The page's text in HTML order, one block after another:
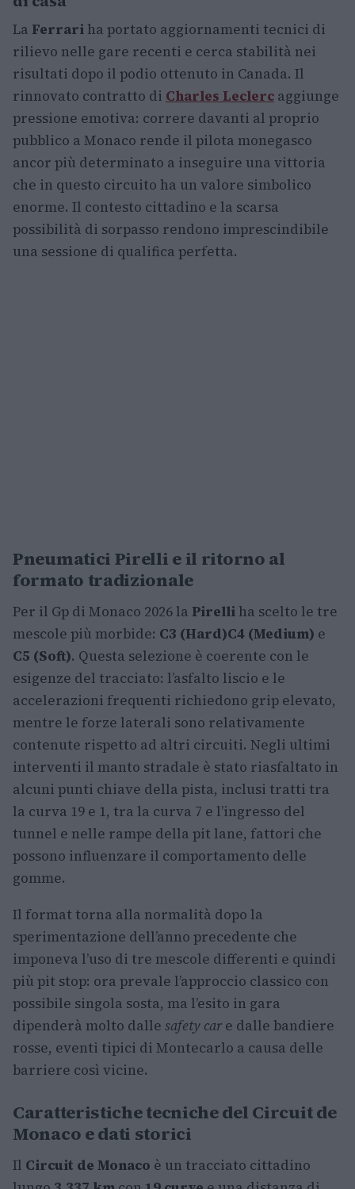
La Ferrari ha portato aggiornamenti tecnici di
rilievo nelle gare recenti e cerca stabilità nei
risultati dopo il podio ottenuto in Canada. Il
rinnovato contratto di Charles Leclerc aggiunge
pressione emotiva: correre davanti al proprio
pubblico a Monaco rende il pilota monegasco
ancor più determinato a inseguire una vittoria
che in questo circuito ha un valore simbolico
enorme. Il contesto cittadino e la scarsa
possibilità di sorpasso rendono imprescindibile
una sessione di qualifica perfetta.
Pneumatici Pirelli e il ritorno al
formato tradizionale
Per il Gp di Monaco 2026 la Pirelli ha scelto le tre
mescole più morbide: C3 (Hard)C4 (Medium) e
C5 (Soft). Questa selezione è coerente con le
esigenze del tracciato: l’asfalto liscio e le
accelerazioni frequenti richiedono grip elevato,
mentre le forze laterali sono relativamente
contenute rispetto ad altri circuiti. Negli ultimi
interventi il manto stradale è stato riasfaltato in
alcuni punti chiave della pista, inclusi tratti tra
la curva 19 e 1, tra la curva 7 e l’ingresso del
tunnel e nelle rampe della pit lane, fattori che
possono influenzare il comportamento delle
gomme.
Il format torna alla normalità dopo la
sperimentazione dell’anno precedente che
imponeva l’uso di tre mescole differenti e quindi
più pit stop: ora prevale l’approccio classico con
possibile singola sosta, ma l’esito in gara
dipenderà molto dalle safety car e dalle bandiere
rosse, eventi tipici di Montecarlo a causa delle
barriere così vicine.
Caratteristiche tecniche del Circuit de
Monaco e dati storici
Il Circuit de Monaco è un tracciato cittadino